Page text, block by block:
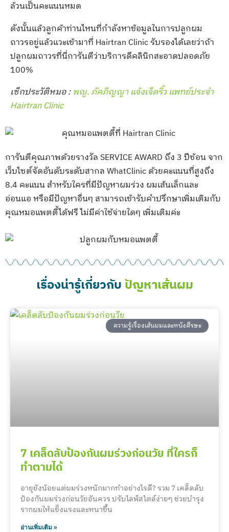
ล้วนเป็นคะแนนหมด
ดังนั้นแล้วลูกค้าท่านไหนที่กำลังหาข้อมูลในการปลูกผม
ถาวรอยู่แล้วแวะเข้ามาที่ Hairtran Clinic รับรองได้เลยว่าถ้า
ปลูกผมถาวรที่นี่การันตีว่าบริการดีคลินิกสะอาดปลอดภัย
100%
เช็กประวัติหมอ :พญ. ภัคภิญญา แจ้งเจ็ดริ้ว แพทย์ประจำ
Hairtran Clinic
การันตีคุณภาพด้วยรางวัล SERVICE AWARD ถึง 3 ปีซ้อน จาก
เว็บไซต์จัดอันดับระดับสากล WhatClinic ด้วยคะแนนที่สูงถึง
8.4 คะแนน สำหรับใครที่มีปัญหาผมร่วง ผมเส้นเล็กและ
อ่อนแอ หรือมีปัญหาอื่นๆ สามารถเข้ารับคำปรึกษาเพิ่มเติมกับ
คุณหมอแพตตี้ได้ฟรี ไม่มีค่าใช้จ่ายใดๆ เพิ่มเติมค่ะ
เรื่องน่ารู้เกี่ยวกับ ปัญหาเส้นผม
ความรู้เรื่องเส้นผมและหนังศีรษะ
7 เคล็ดลับป้องกันผมร่วงก่อนวัย ที่ใครก็
ทำตามได้
อายุยังน้อยแต่ผมร่วงหนักมากทำอย่างไรดี? รวม 7 เคล็ดลับ
ป้องกันผมร่วงก่อนวัยอันควร ปรับไลฟ์สไตล์ง่ายๆ ช่วยบำรุง
รากผมให้แข็งแรงและหนาขึ้น
อ่านเพิ่มเติม »